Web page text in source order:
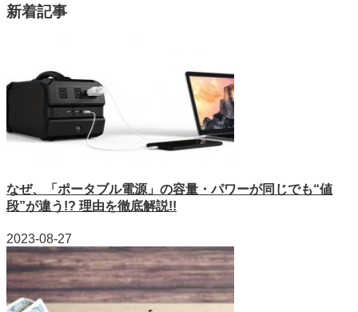
新着記事
なぜ、「ポータブル電源」の容量・パワーが同じでも“値
段”が違う!? 理由を徹底解説!!
2023-08-27